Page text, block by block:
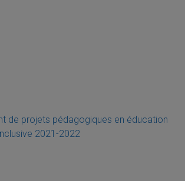
de projets pédagogiques en éducation
2021-2022